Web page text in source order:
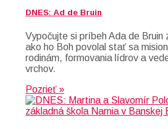
DNES: Ad de Bruin
Vypočujte si príbeh Ada de Bruin
ako ho Boh povolal stať sa
rodinám, formovania lídrov a
vrchov.
Pozrieť »